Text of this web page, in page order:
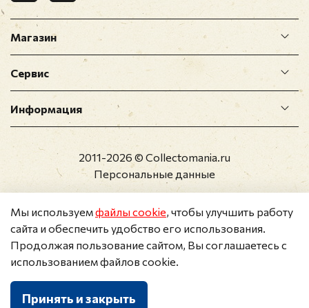
Магазин
Сервис
Информация
2011-2026 © Collectomania.ru
Персональные данные
Мы используемфайлы cookie, чтобы улучшить работу
сайта и обеспечить удобство его использования.
Продолжая пользование сайтом, Вы соглашаетесь с
использованием файлов cookie.
Принять и закрыть